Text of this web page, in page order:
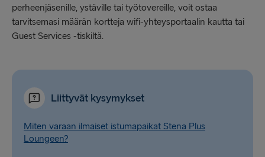
perheenjäsenille, ystäville tai työtovereille, voit ostaa
tarvitsemasi määrän kortteja wifi-yhteysportaalin kautta tai
Guest Services -tiskiltä.
Liittyvät kysymykset
Miten varaan ilmaiset istumapaikat Stena Plus
Loungeen?